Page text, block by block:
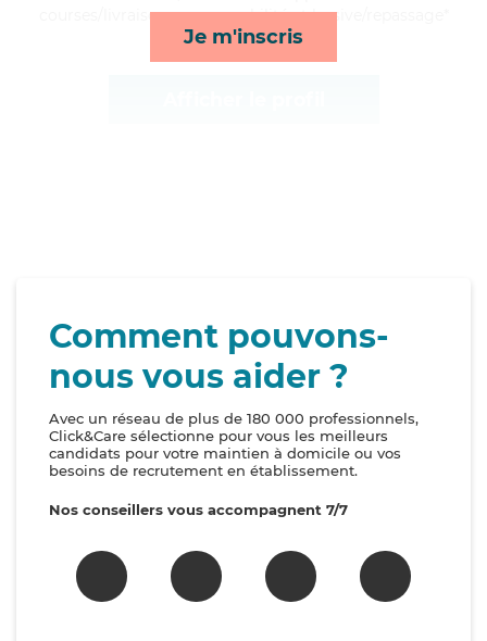
Je m'inscris
courses/livraison, repas, mobilité et lessive/repassage*
Comment pouvons-
nous vous aider ?
Avec un réseau de plus de 180 000 professionnels,
Click&Care sélectionne pour vous les meilleurs
candidats pour votre maintien à domicile ou vos
besoins de recrutement en établissement.
Nos conseillers vous accompagnent 7/7